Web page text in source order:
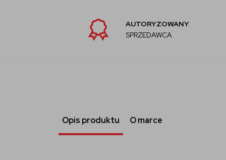
AUTORYZOWANY
SPRZEDAWCA
Opis produktu O marce